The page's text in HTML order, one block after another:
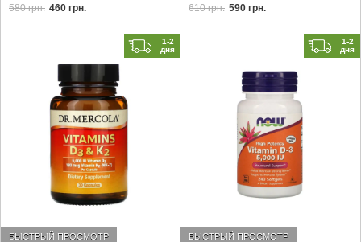
580 грн. 460 грн. 610 грн. 590 грн.
1-2
дня
БЫСТРЫЙ ПРОСМОТР
1-2
дня
БЫСТРЫЙ ПРОСМОТР